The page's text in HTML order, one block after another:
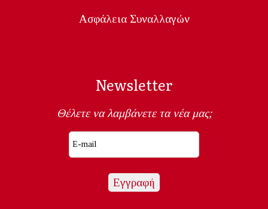
Ασφάλεια Συναλλαγών
Newsletter
Θέλετε να λαμβάνετε τα νέα μας;